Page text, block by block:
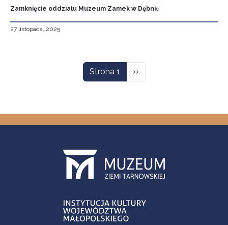
Zamknięcie oddziału Muzeum Zamek w Dębnie
27 listopada, 2025
Strona 1 Następna strona
››